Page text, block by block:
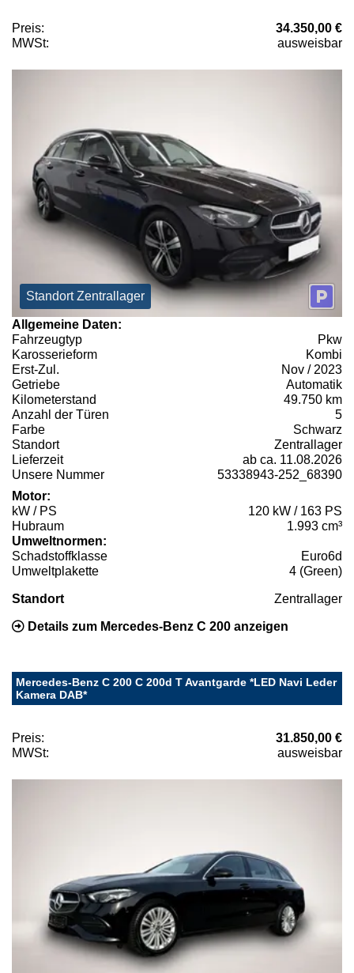
Preis:
34.350,00 €
MWSt:
ausweisbar
Standort Zentrallager
Allgemeine Daten:
Fahrzeugtyp
Pkw
Karosserieform
Kombi
Erst-Zul.
Nov / 2023
Getriebe
Automatik
Kilometerstand
49.750 km
Anzahl der Türen
5
Farbe
Schwarz
Standort
Zentrallager
Lieferzeit
ab ca. 11.08.2026
Unsere Nummer
53338943-252_68390
Motor:
kW / PS
120 kW / 163 PS
Hubraum
1.993 cm³
Umweltnormen:
Schadstoffklasse
Euro6d
Umweltplakette
4 (Green)
Standort Zentrallager
Details zum Mercedes-Benz C 200 anzeigen
Mercedes-Benz C 200 C 200d T Avantgarde *LED Navi Leder
Kamera DAB*
Preis:
31.850,00 €
MWSt:
ausweisbar